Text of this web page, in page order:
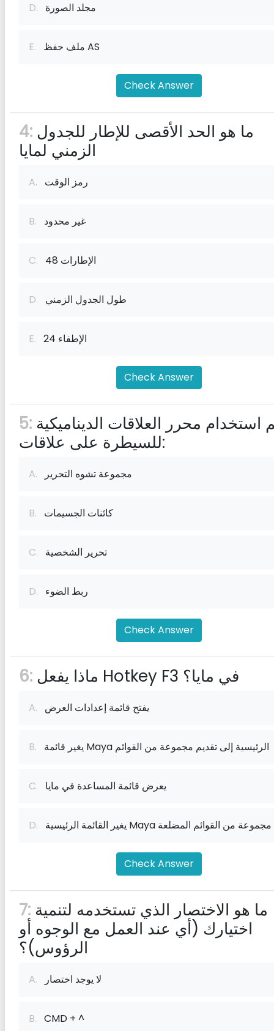
D. مجلد الصورة
E. ملف حفظ AS
Check Answer
4:
الزمني لمايا
A. رمز الوقت
B. غير محدود
C. 48 الإطارات
D. طول الجدول الزمني
E. 24 الإطفاء
Check Answer
5:
للسيطرة على علاقات:
A. مجموعة تشوه التحرير
B. كائنات الجسيمات
C. تحرير الشخصية
D. ربط الضوء
Check Answer
6: ماذا يفعل Hotkey F3 في مايا؟
A. يفتح قائمة إعدادات العرض
B. يغير قائمة Maya الرئيسية إلى تقديم مجموعة من القوائم
C. يعرض قائمة المساعدة في مايا
D.
Check Answer
7:
اختيارك (أي عند العمل مع الوجوه أو
الرؤوس)؟
A. لا يوجد اختصار
B. CMD + ^